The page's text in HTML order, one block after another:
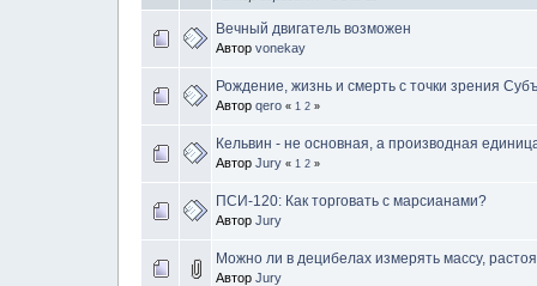
Вечный двигатель возможен
Автор vonekay
Рождение, жизнь и смерть с точки зрения
Автор qero « 1 2 »
Кельвин - не основная, а производная
Автор Jury « 1 2 »
ПСИ-120: Как торговать с марсианами?
Автор Jury
Можно ли в децибелах измерять массу,
Автор Jury